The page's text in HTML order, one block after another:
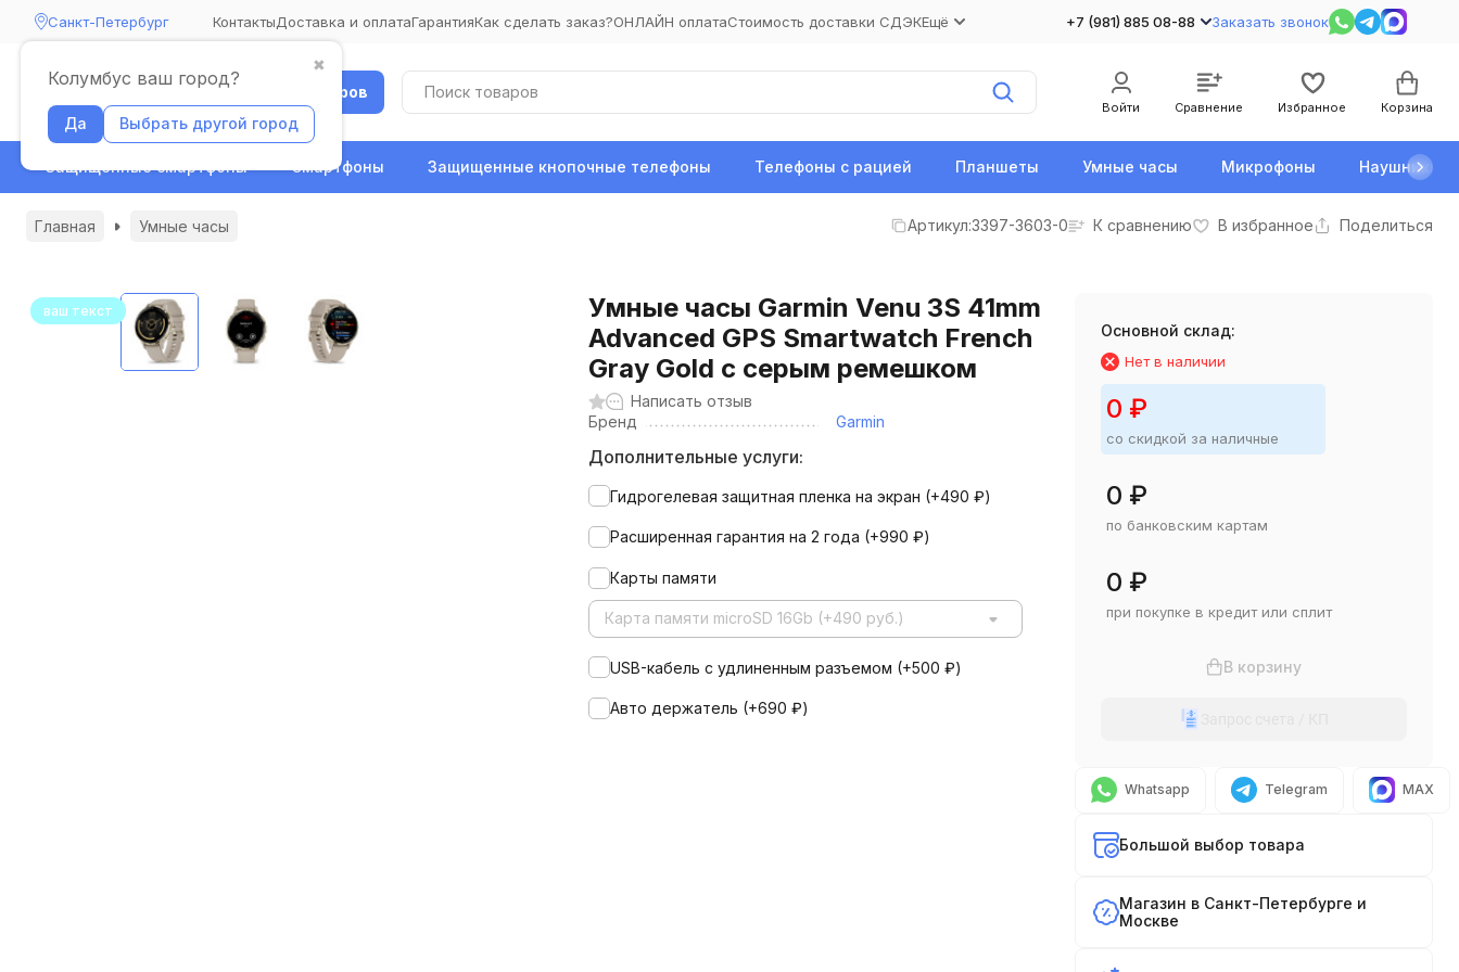
Санкт-Петербург
✖
Колумбус ваш город?
Да Выбрать другой город
КонтактыДоставка и оплатаГарантияКак сделать заказ?ОНЛАЙН оплатаСтоимость доставки СДЭКЕщё +7 (981) 885 08-88 Заказать звонок
Каталог товаров
Войти Сравнение Избранное Корзина
Защищенные смартфоны Смартфоны Защищенные кнопочные телефоны Телефоны с рацией Планшеты Умные часы Микрофоны Наушники
Главная Умные часы Артикул:3397-3603-0 К сравнению В избранное Поделиться
ваш текст
Умные часы Garmin Venu 3S 41mm
Advanced GPS Smartwatch French
Gray Gold с серым ремешком
Написать отзыв
Бренд
Garmin
Дополнительные услуги:
Гидрогелевая защитная пленка на экран (+490₽)
Расширенная гарантия на 2 года (+990₽)
Карты памяти
Карта памяти microSD 16Gb (+490 руб.)
USB-кабель с удлиненным разъемом (+500₽)
Авто держатель (+690₽)
Основной склад:
Нет в наличии
0 ₽
со скидкой за наличные
0 ₽
по банковским картам
0 ₽
при покупке в кредит или сплит
В корзину
Whatsapp Telegram MAX
Большой выбор товара
Магазин в Санкт-Петербурге и
Москве